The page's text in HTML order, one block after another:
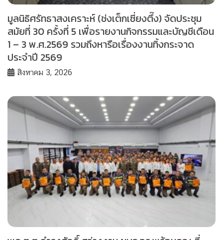
มูลนิธิศรัทธาสงเคราะห์ (ช่งเต็กเซี่ยงตึ๊ง) จัดประชุม
สมัยที่ 30 ครั้งที่ 5 เพื่อรายงานกิจกรรมและบัญชีเดือน
1 – 3 พ.ศ.2569 รวมถึงหารือเรื่องงานทิ้งกระจาด
ประจำปี 2569
สิงหาคม 3, 2026